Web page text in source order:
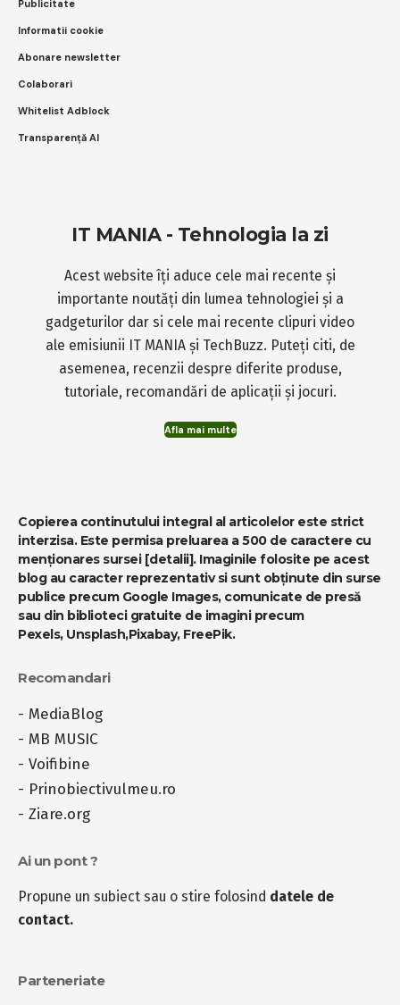
Publicitate
Informatii cookie
Abonare newsletter
Colaborari
Whitelist Adblock
Transparență AI
IT MANIA - Tehnologia la zi
Acest website îți aduce cele mai recente și
importante noutăți din lumea tehnologiei și a
gadgeturilor dar si cele mai recente clipuri video
ale emisiunii IT MANIA și TechBuzz. Puteți citi, de
asemenea, recenzii despre diferite produse,
tutoriale, recomandări de aplicații și jocuri.
Afla mai multe
Copierea continutului integral al articolelor este strict
interzisa. Este permisa preluarea a 500 de caractere cu
menționares sursei [detalii]. Imaginile folosite pe acest
blog au caracter reprezentativ si sunt obținute din surse
publice precum Google Images, comunicate de presă
sau din biblioteci gratuite de imagini precum
Pexels, Unsplash,Pixabay, FreePik.
Recomandari
- MediaBlog
- MB MUSIC
- Voifibine
- Prinobiectivulmeu.ro
- Ziare.org
Ai un pont ?
Propune un subiect sau o stire folosind datele de
contact.
Parteneriate